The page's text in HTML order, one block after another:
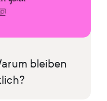
bleiben